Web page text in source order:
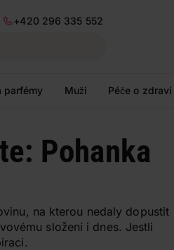
+420 296 335 552
parfémy Muži Péče o zdraví
Pohanka
na kterou nedaly dopustit
složení i dnes. Jestli